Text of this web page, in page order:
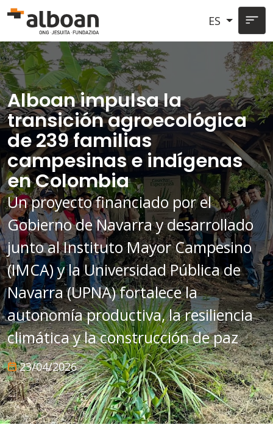
Pasar al contenido principal
ES
Alboan impulsa la
transición agroecológica
de 239 familias
campesinas e indígenas
en Colombia
Un proyecto financiado por el
Gobierno de Navarra y desarrollado
junto al Instituto Mayor Campesino
(IMCA) y la Universidad Pública de
Navarra (UPNA) fortalece la
autonomía productiva, la resiliencia
climática y la construcción de paz
23/04/2026